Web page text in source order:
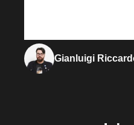
Gianluigi